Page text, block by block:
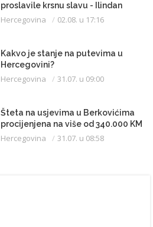
proslavile krsnu slavu - Ilindan
Hercegovina 02.08. u 17:16
Kakvo je stanje na putevima u
Hercegovini?
Hercegovina 31.07. u 09:00
Šteta na usjevima u Berkovićima
procijenjena na više od 340.000 KM
Hercegovina 31.07. u 08:58